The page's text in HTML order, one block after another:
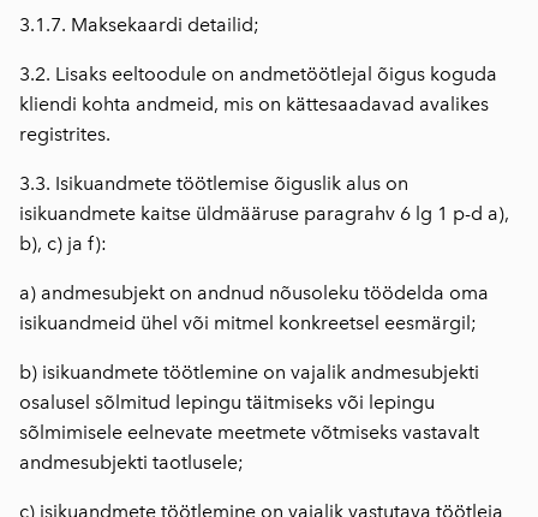
3.1.7. Maksekaardi detailid;
3.2. Lisaks eeltoodule on andmetöötlejal õigus koguda
kliendi kohta andmeid, mis on kättesaadavad avalikes
registrites.
3.3. Isikuandmete töötlemise õiguslik alus on
isikuandmete kaitse üldmääruse paragrahv 6 lg 1 p-d a),
b), c) ja f):
a) andmesubjekt on andnud nõusoleku töödelda oma
isikuandmeid ühel või mitmel konkreetsel eesmärgil;
b) isikuandmete töötlemine on vajalik andmesubjekti
osalusel sõlmitud lepingu täitmiseks või lepingu
sõlmimisele eelnevate meetmete võtmiseks vastavalt
andmesubjekti taotlusele;
c) isikuandmete töötlemine on vajalik vastutava töötleja